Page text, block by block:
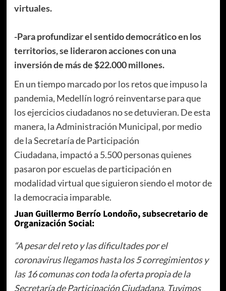
virtuales.
-Para profundizar el sentido democrático en los
territorios, se lideraron acciones con una
inversión de más de $22.000 millones.
En un tiempo marcado por los retos que impuso la
pandemia, Medellín logró reinventarse para que
los ejercicios ciudadanos no se detuvieran. De esta
manera, la Administración Municipal, por medio
de la Secretaría de Participación
Ciudadana, impactó a 5.500 personas quienes
pasaron por escuelas de participación en
modalidad virtual que siguieron siendo el motor de
la democracia imparable.
Juan Guillermo Berrío Londoño, subsecretario de
Organización Social:
“A pesar del reto y las dificultades por el
coronavirus llegamos hasta los 5 corregimientos y
las 16 comunas con toda la oferta propia de la
Secretaría de Participación Ciudadana. Tuvimos